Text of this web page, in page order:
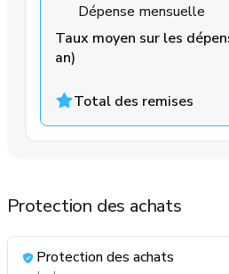
Dépense mensuelle
Taux moyen sur les
an)
Total des remises
Protection des achats
Protection des achats